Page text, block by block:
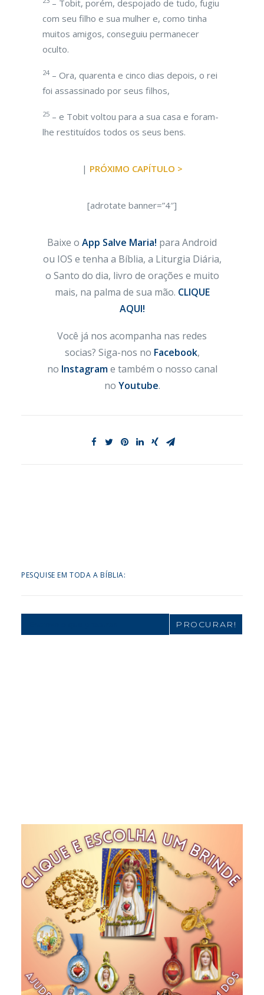
– Tobit, porém, despojado de tudo, fugiu
com seu filho e sua mulher e, como tinha
muitos amigos, conseguiu permanecer
oculto.
24 – Ora, quarenta e cinco dias depois, o rei
foi assassinado por seus filhos,
25 – e Tobit voltou para a sua casa e foram-
lhe restituídos todos os seus bens.
| PRÓXIMO CAPÍTULO >
[adrotate banner=”4″]
Baixe o App Salve Maria! para Android
ou IOS e tenha a Bíblia, a Liturgia Diária,
o Santo do dia, livro de orações e muito
mais, na palma de sua mão. CLIQUE
AQUI!
Você já nos acompanha nas redes
socias? Siga-nos no Facebook,
no Instagrame também o nosso canal
no Youtube.
PESQUISE EM TODA A BÍBLIA:
Search